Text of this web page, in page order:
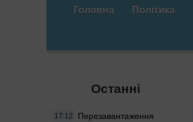
Головна Політика
Останні
17:12
Перезавантаження